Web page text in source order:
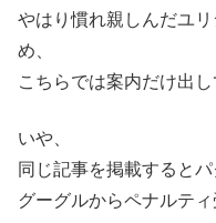
やはり慣れ親しんだユ
め、
こちらでは案内だけ出し
いや、
同じ記事を掲載すると
グーグルからペナルティ